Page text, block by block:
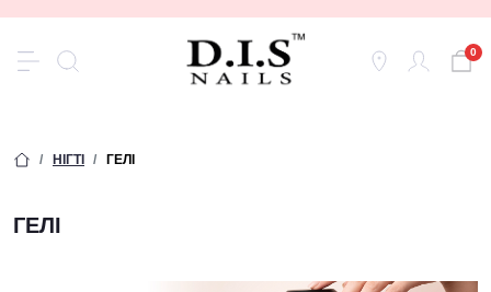
0
НІГТІ ГЕЛI
ГЕЛI